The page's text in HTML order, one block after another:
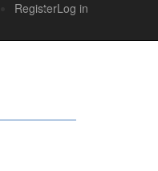
RegisterLog in